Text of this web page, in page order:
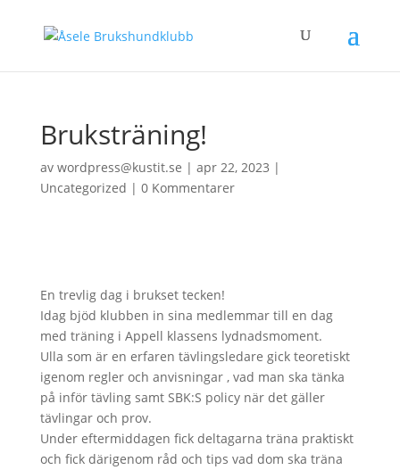
Bruksträning!
av wordpress@kustit.se | apr 22, 2023 |
Uncategorized | 0 Kommentarer
En trevlig dag i brukset tecken!
Idag bjöd klubben in sina medlemmar till en dag
med träning i Appell klassens lydnadsmoment.
Ulla som är en erfaren tävlingsledare gick teoretiskt
igenom regler och anvisningar , vad man ska tänka
på inför tävling samt SBK:S policy när det gäller
tävlingar och prov.
Under eftermiddagen fick deltagarna träna praktiskt
och fick därigenom råd och tips vad dom ska träna